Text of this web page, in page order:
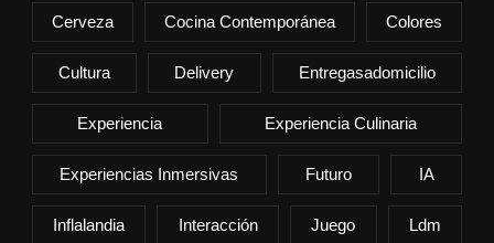
Cerveza Cocina Contemporánea Colores
Cultura Delivery Entregasadomicilio
Experiencia Experiencia Culinaria
Experiencias Inmersivas Futuro IA
Inflalandia Interacción Juego Ldm